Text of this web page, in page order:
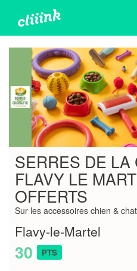
SERRES DE LA
FLAVY LE
OFFERTS
Sur les accessoires chien & chat
Flavy-le-Martel
30 PTS